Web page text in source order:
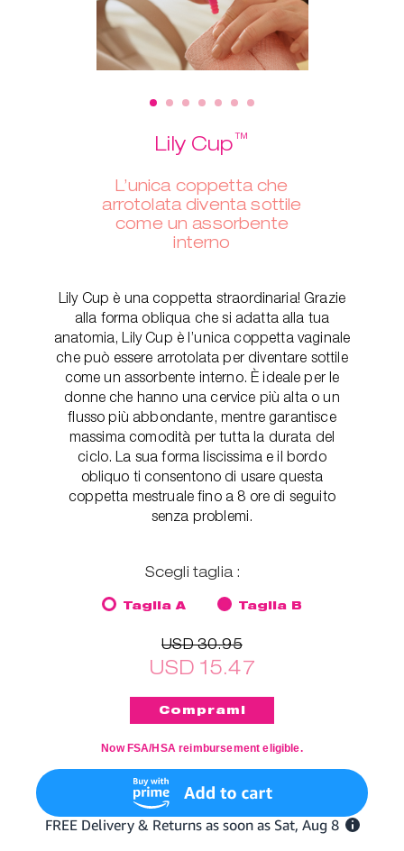
Lily Cup™
L’unica coppetta che
arrotolata diventa sottile
come un assorbente
interno
Lily Cup è una coppetta straordinaria! Grazie
alla forma obliqua che si adatta alla tua
anatomia, Lily Cup è l’unica coppetta vaginale
che può essere arrotolata per diventare sottile
come un assorbente interno. È ideale per le
donne che hanno una cervice più alta o un
flusso più abbondante, mentre garantisce
massima comodità per tutta la durata del
ciclo. La sua forma liscissima e il bordo
obliquo ti consentono di usare questa
coppetta mestruale fino a 8 ore di seguito
senza problemi.
Scegli taglia :
Taglia A Taglia B
USD 30.95
USD 15.47
Now FSA/HSA reimbursement eligible.